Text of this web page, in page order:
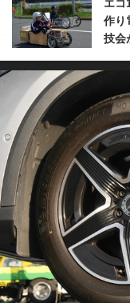
エコ
作り
技会